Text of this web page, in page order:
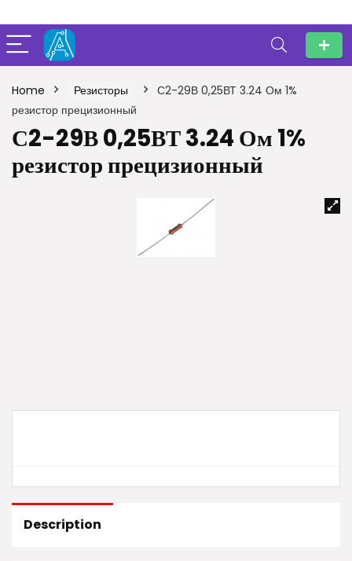
Home Резисторы
С2-29В 0,25ВТ 3.24 Ом 1%
резистор прецизионный
С2-29В 0,25ВТ 3.24 Ом 1%
резистор прецизионный
Description